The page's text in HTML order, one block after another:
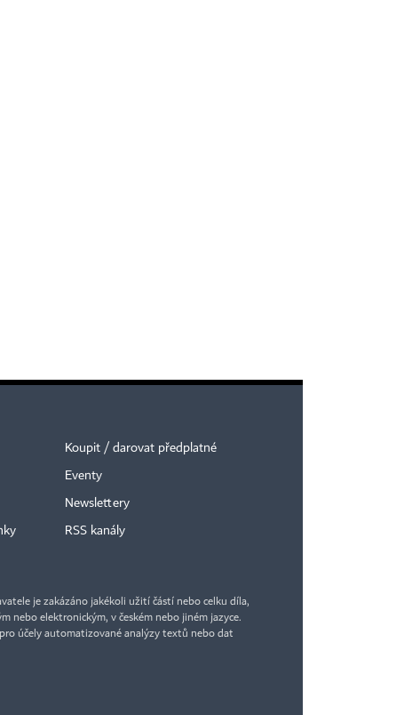
Koupit / darovat předplatné
Eventy
Newslettery
RSS kanály
je zakázáno jakékoli užití částí nebo celku díla,
nebo elektronickým, v českém nebo jiném jazyce.
účely automatizované analýzy textů nebo dat